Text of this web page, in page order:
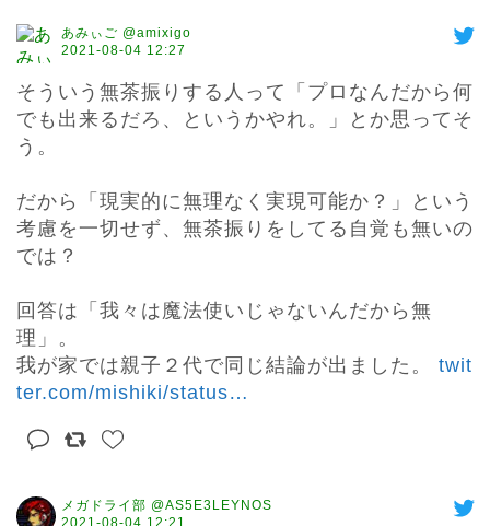
あみぃご @amixigo
2021-08-04 12:27
そういう無茶振りする人って「プロなんだから何
でも出来るだろ、というかやれ。」とか思ってそ
う。
だから「現実的に無理なく実現可能か？」という
考慮を一切せず、無茶振りをしてる自覚も無いの
では？
回答は「我々は魔法使いじゃないんだから無
理」。
我が家では親子２代で同じ結論が出ました。 twit
ter.com/mishiki/status…
メガドライ部 @AS5E3LEYNOS